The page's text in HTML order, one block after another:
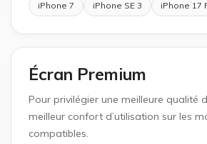
iPhone 7 iPhone SE 3 iPhone 17
Écran Premium
Pour privilégier une meilleure qualité
meilleur confort d’utilisation sur les
compatibles.